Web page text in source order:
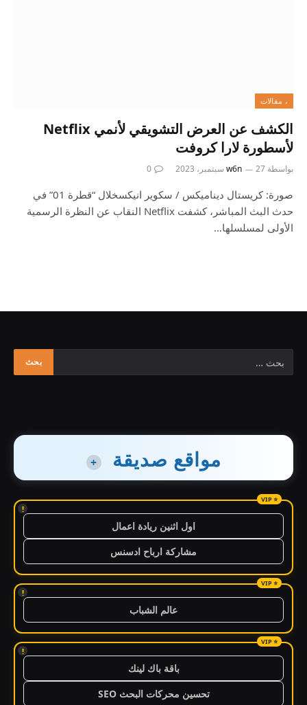
، مقالات
الكشف عن العرض التشويقي لأنمي Netflix
لأسطورة لارا كروفت
بواسطة w6n 27 سبتمبر، 2023 0
صورة: كريستال ديناميكس / سكوير انيكسخلال “قطرة 01” في
حدث البث المباشر، كشفت Netflix النقاب عن النظرة الرسمية
الأولى لمسلسلها…
مواقع صديقة +
!
اول اثنين ريادة اعمال
مشاركة ارباح ادسنس
!
عالم الشباب
!
باقة باك لينك
تحسين محركات البحث SEO